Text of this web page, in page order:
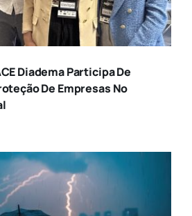
Diadema Participa De
De Empresas No